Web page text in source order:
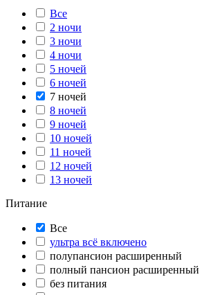
Все
2 ночи
3 ночи
4 ночи
5 ночей
6 ночей
7 ночей
8 ночей
9 ночей
10 ночей
11 ночей
12 ночей
13 ночей
Питание
Все
ультра всё включено
полупансион расширенный
полный пансион расширенный
без питания